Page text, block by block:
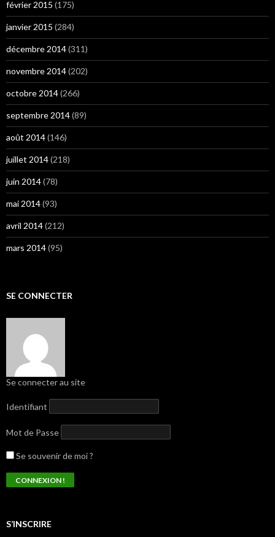
février 2015 (175)
janvier 2015 (284)
décembre 2014(311)
novembre 2014(202)
octobre 2014(266)
septembre 2014(89)
août 2014(146)
juillet 2014(218)
juin 2014(78)
mai 2014(93)
avril 2014(212)
mars 2014(95)
SE CONNECTER
Se connecter au site
Identifiant
Mot de Passe
Se souvenir de moi ?
S’INSCRIRE